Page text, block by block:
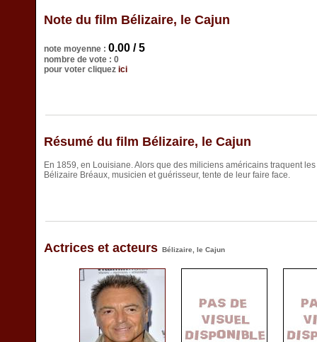
Note du film Bélizaire, le Cajun
note moyenne : 0.00 / 5
nombre de vote : 0
pour voter cliquez ici
Résumé du film Bélizaire, le Cajun
En 1859, en Louisiane. Alors que des miliciens américains traquent
Bélizaire Bréaux, musicien et guérisseur, tente de leur faire face.
Actrices et acteurs Bélizaire, le Cajun